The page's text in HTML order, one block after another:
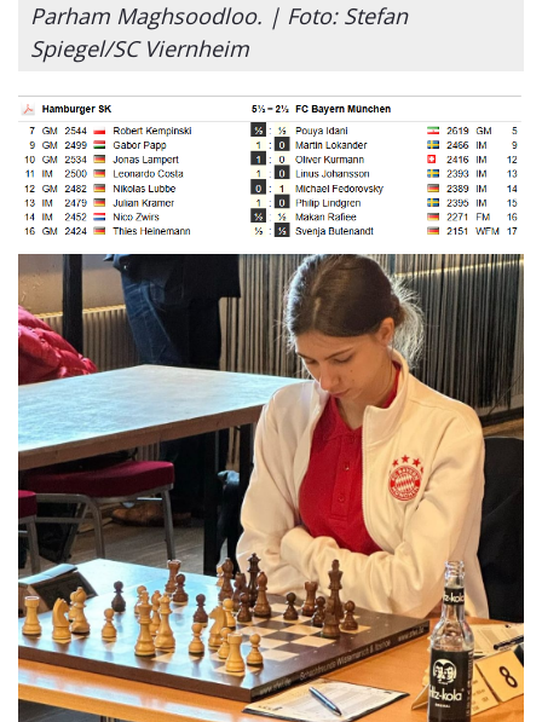
Parham Maghsoodloo. | Foto: Stefan
Spiegel/SC Viernheim